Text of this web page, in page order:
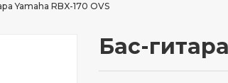
Yamaha RBX-170 OVS
Бас-